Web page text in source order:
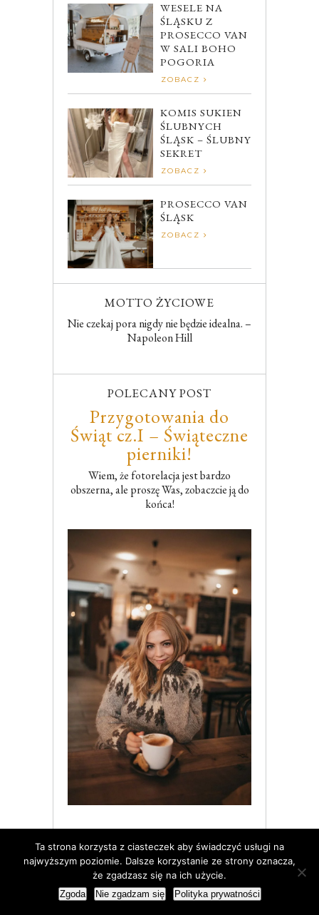
WESELE NA
ŚLĄSKU Z
PROSECCO VAN
W SALI BOHO
POGORIA
ZOBACZ
KOMIS SUKIEN
ŚLUBNYCH
ŚLĄSK – ŚLUBNY
SEKRET
ZOBACZ
PROSECCO VAN
ŚLĄSK
ZOBACZ
MOTTO ŻYCIOWE
Nie czekaj pora nigdy nie będzie idealna. –
Napoleon Hill
POLECANY POST
Przygotowania do
Świąt cz.I – Świąteczne
pierniki!
Wiem, że fotorelacja jest bardzo
obszerna, ale proszę Was, zobaczcie ją do
końca!
Ta strona korzysta z ciasteczek aby świadczyć usługi na
najwyższym poziomie. Dalsze korzystanie ze strony oznacza,
że zgadzasz się na ich użycie.
Zgoda Nie zgadzam się Polityka prywatności